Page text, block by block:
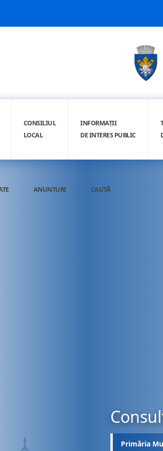
CONSILIUL
LOCAL
INFORMAȚII
DE INTERES PUBLIC
ANUNȚURI CAUTĂ
Primăria